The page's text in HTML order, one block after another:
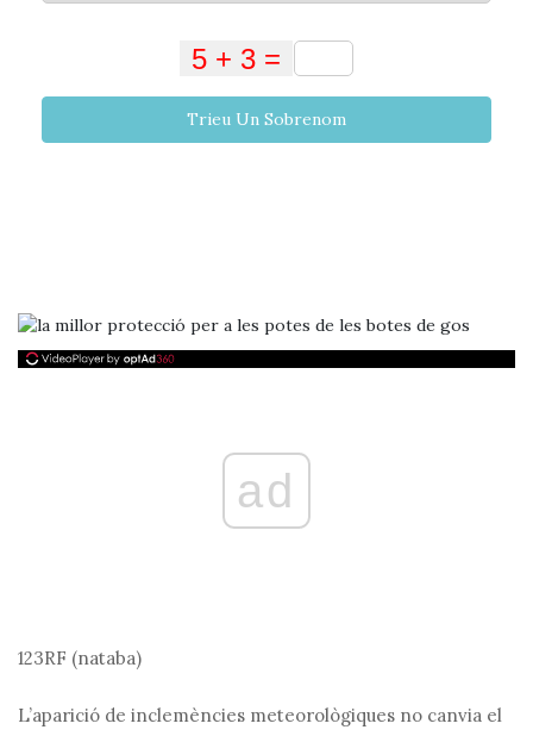
Trieu Un Sobrenom
ad
123RF (nataba)
L’aparició de inclemències meteorològiques no canvia el